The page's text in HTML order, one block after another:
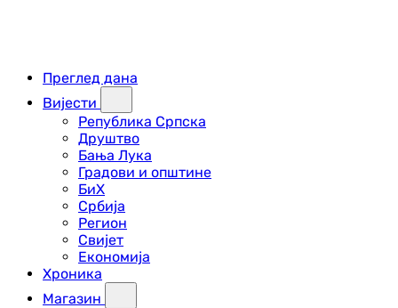
Преглед дана
Вијести
Република Српска
Друштво
Бања Лука
Градови и општине
БиХ
Србија
Регион
Свијет
Економија
Хроника
Магазин